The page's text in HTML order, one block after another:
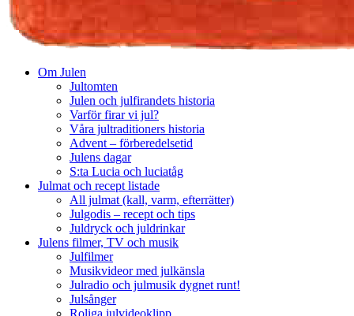
Om Julen
Jultomten
Julen och julfirandets historia
Varför firar vi jul?
Våra jultraditioners historia
Advent – förberedelsetid
Julens dagar
S:ta Lucia och luciatåg
Julmat och recept listade
All julmat (kall, varm, efterrätter)
Julgodis – recept och tips
Juldryck och juldrinkar
Julens filmer, TV och musik
Julfilmer
Musikvideor med julkänsla
Julradio och julmusik dygnet runt!
Julsånger